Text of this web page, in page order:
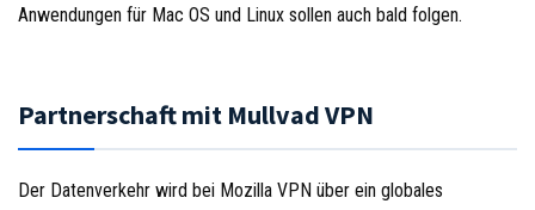
Anwendungen für Mac OS und Linux sollen auch bald folgen.
Partnerschaft mit Mullvad VPN
Der Datenverkehr wird bei Mozilla VPN über ein globales